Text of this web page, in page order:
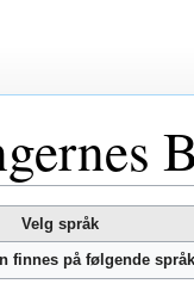
Velg språk
finnes på følgende